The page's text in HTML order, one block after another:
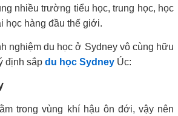
nhiều trường tiểu học, trung học, học
học hàng đầu thế giới.
nghiệm du học ở Sydney vô cùng hữu
định sắp du học Sydney Úc:
trong vùng khí hậu ôn đới, vậy nên